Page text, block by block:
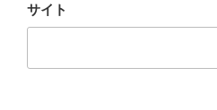
サイト